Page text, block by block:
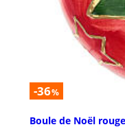
-36%
Boule de Noël